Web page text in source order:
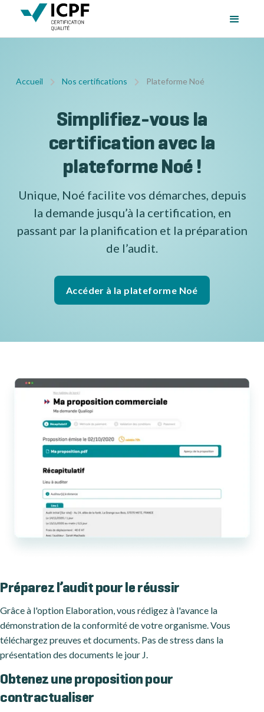
Accueil Nos certifications Plateforme Noé
Simplifiez-vous la
certification avec la
plateforme Noé !
Unique, Noé facilite vos démarches, depuis
la demande jusqu’à la certification, en
passant par la planification et la préparation
de l’audit.
Accéder à la plateforme Noé
Préparez l’audit pour le réussir
Grâce à l'option Elaboration, vous rédigez à l'avance la
démonstration de la conformité de votre organisme. Vous
téléchargez preuves et documents. Pas de stress dans la
présentation des documents le jour J.
Obtenez une proposition pour
contractualiser